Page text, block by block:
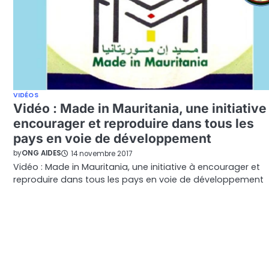
VIDÉOS
Vidéo : Made in Mauritania, une initiative
encourager et reproduire dans tous les
pays en voie de développement
byONG AIDES 14 novembre 2017
Vidéo : Made in Mauritania, une initiative à encourager et
reproduire dans tous les pays en voie de développement